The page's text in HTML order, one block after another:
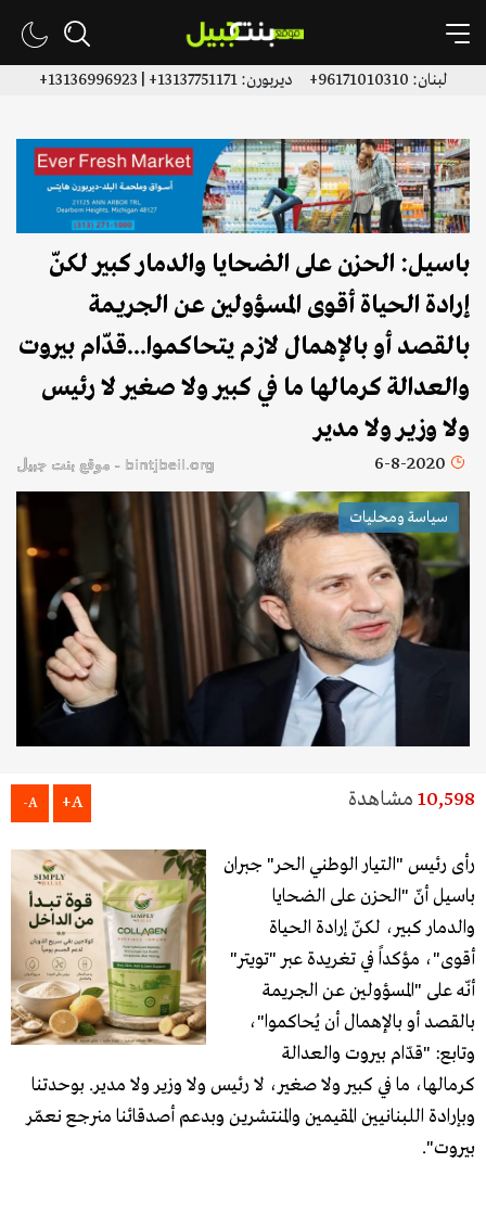
لبنان: 96171010310+ ديربورن: 13137751171+ | 13136996923+
باسيل: الحزن على الضحايا والدمار كبير لكنّ
إرادة الحياة أقوى المسؤولين عن الجريمة
بالقصد أو بالإهمال لازم يتحاكموا...قدّام بيروت
والعدالة كرمالها ما في كبير ولا صغير لا رئيس
ولا وزير ولا مدير
6-8-2020 bintjbeil.org - موقع بنت جبيل
سياسة ومحليات
10,598 مشاهدة A+
A-
رأى رئيس "التيار الوطني الحر" جبران
باسيل أنّ "الحزن على الضحايا
والدمار كبير، لكنّ إرادة الحياة
أقوى"، مؤكداً في تغريدة عبر "تويتر"
أنّه على "المسؤولين عن الجريمة
بالقصد أو بالإهمال أن يُحاكموا"،
وتابع: "قدّام بيروت والعدالة
كرمالها، ما في كبير ولا صغير، لا رئيس ولا وزير ولا مدير. بوحدتنا
وبإرادة اللبنانيين المقيمين والمنتشرين وبدعم أصدقائنا منرجع نعمّر
بيروت".